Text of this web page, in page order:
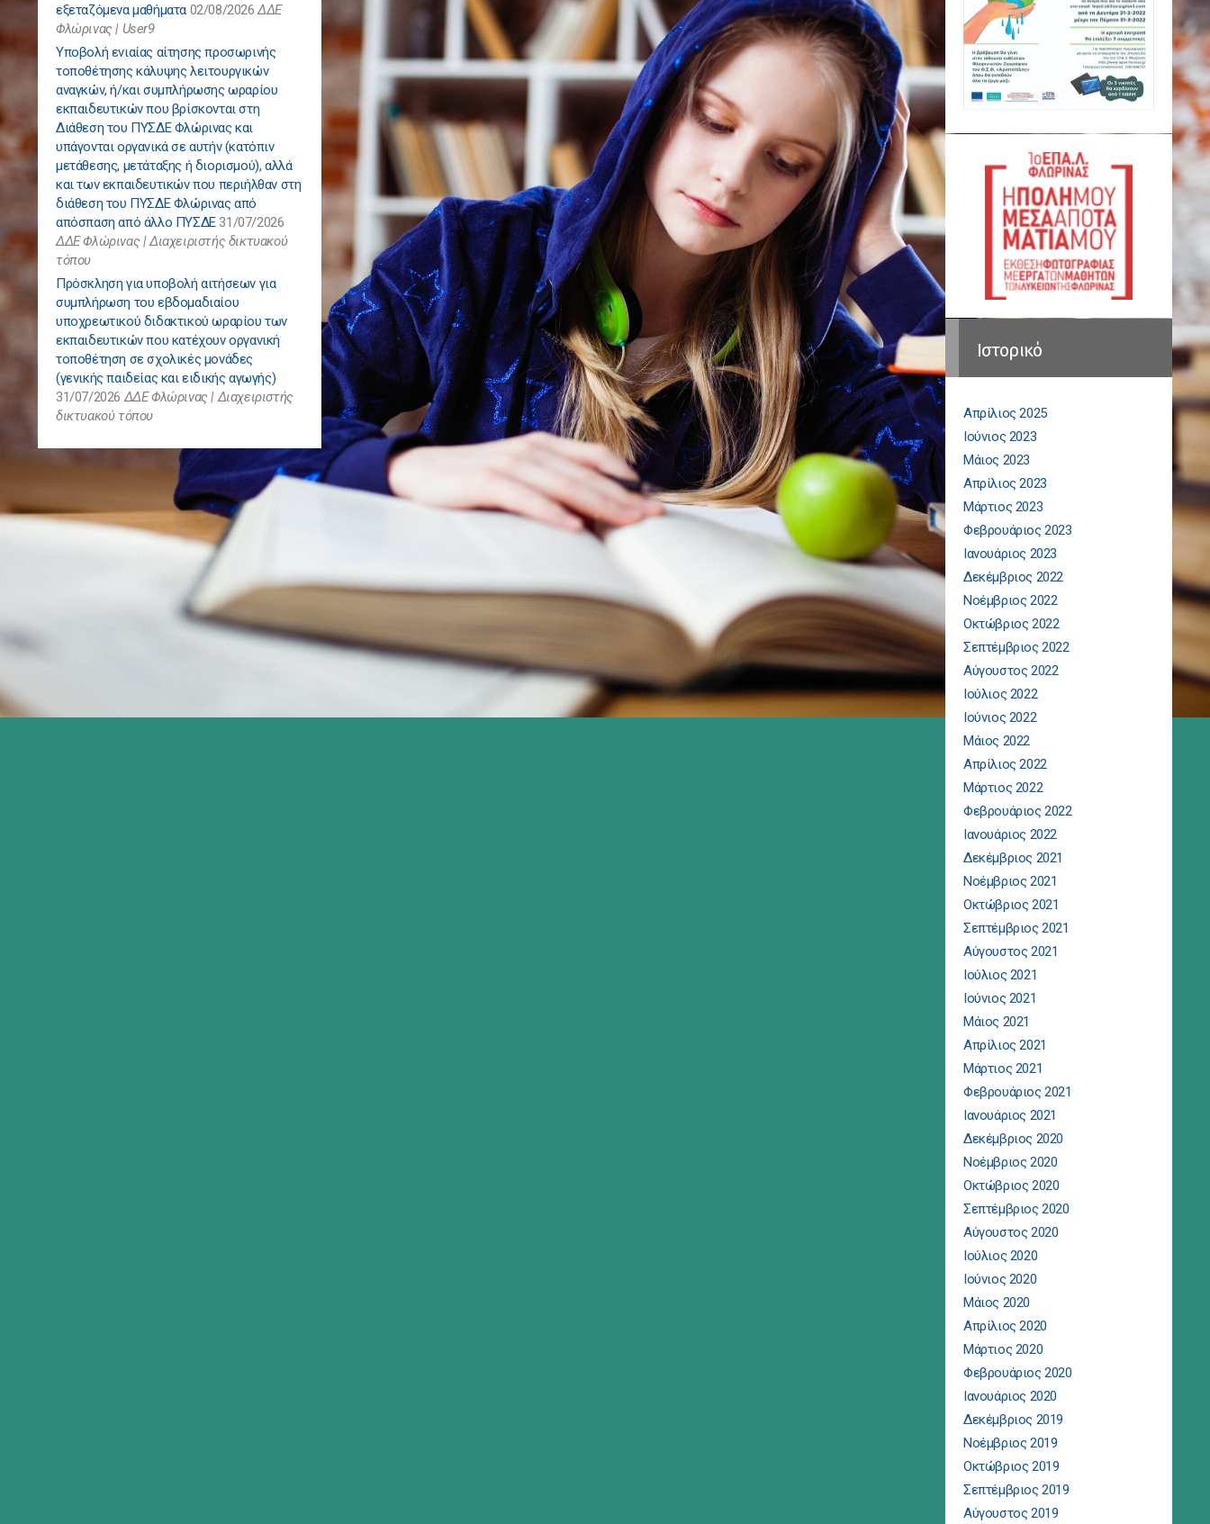
εξεταζόμενα μαθήματα 02/08/2026 ΔΔΕ
Φλώρινας | User9
Υποβολή ενιαίας αίτησης προσωρινής
τοποθέτησης κάλυψης λειτουργικών
αναγκών, ή/και συμπλήρωσης ωραρίου
εκπαιδευτικών που βρίσκονται στη
Διάθεση του ΠΥΣΔΕ Φλώρινας και
υπάγονται οργανικά σε αυτήν (κατόπιν
μετάθεσης, μετάταξης ή διορισμού), αλλά
και των εκπαιδευτικών που περιήλθαν στη
διάθεση του ΠΥΣΔΕ Φλώρινας από
απόσπαση από άλλο ΠΥΣΔΕ 31/07/2026
ΔΔΕ Φλώρινας | Διαχειριστής δικτυακού
τόπου
Πρόσκληση για υποβολή αιτήσεων για
συμπλήρωση του εβδομαδιαίου
υποχρεωτικού διδακτικού ωραρίου των
εκπαιδευτικών που κατέχουν οργανική
τοποθέτηση σε σχολικές μονάδες
(γενικής παιδείας και ειδικής αγωγής)
31/07/2026 ΔΔΕ Φλώρινας | Διαχειριστής
δικτυακού τόπου
Ιστορικό
Απρίλιος 2025
Ιούνιος 2023
Μάιος 2023
Απρίλιος 2023
Μάρτιος 2023
Φεβρουάριος 2023
Ιανουάριος 2023
Δεκέμβριος 2022
Νοέμβριος 2022
Οκτώβριος 2022
Σεπτέμβριος 2022
Αύγουστος 2022
Ιούλιος 2022
Ιούνιος 2022
Μάιος 2022
Απρίλιος 2022
Μάρτιος 2022
Φεβρουάριος 2022
Ιανουάριος 2022
Δεκέμβριος 2021
Νοέμβριος 2021
Οκτώβριος 2021
Σεπτέμβριος 2021
Αύγουστος 2021
Ιούλιος 2021
Ιούνιος 2021
Μάιος 2021
Απρίλιος 2021
Μάρτιος 2021
Φεβρουάριος 2021
Ιανουάριος 2021
Δεκέμβριος 2020
Νοέμβριος 2020
Οκτώβριος 2020
Σεπτέμβριος 2020
Αύγουστος 2020
Ιούλιος 2020
Ιούνιος 2020
Μάιος 2020
Απρίλιος 2020
Μάρτιος 2020
Φεβρουάριος 2020
Ιανουάριος 2020
Δεκέμβριος 2019
Νοέμβριος 2019
Οκτώβριος 2019
Σεπτέμβριος 2019
Αύγουστος 2019